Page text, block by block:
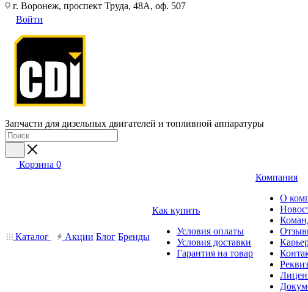
г. Воронеж, проспект Труда, 48А, оф. 507
Войти
Запчасти для дизельных двигателей и топливной аппаратуры
Корзина 0
Каталог Акции Блог Бренды
Как купить
Условия оплаты
Условия доставки
Гарантия на товар
Компания
О